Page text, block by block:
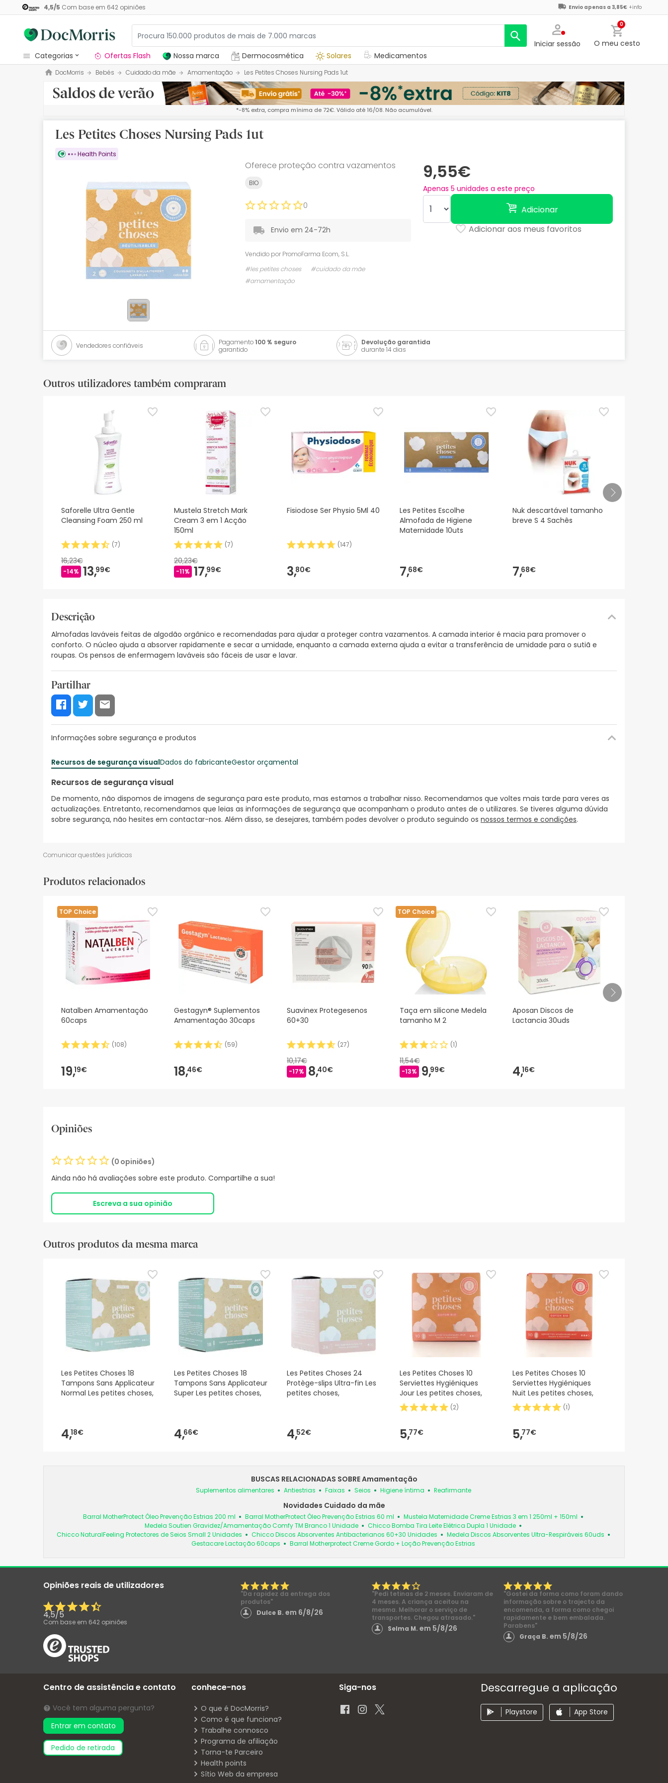
4,5/5 Com base em 642opiniões Envio apenas a 3,85€ +info
Iniciar sessão
0
O meu cesto
categorias
Dermocosmetica
Nossa marca
Medicamentos
Cosmética
Promoções
Mais vendidos
Ofertas Flash Nossa marca Dermocosmética Solares Medicamentos
DocMorris Bebés Cuidado da mãe Amamentação Les Petites Choses Nursing Pads 1ut
*-8% extra, compra mínima de 72€. Válido até 16/08. Não acumulável.
Les Petites Choses Nursing Pads 1ut
Health Points
9,55€
Apenas 5 unidades a este preço
Adicionar
Adicionar aos meus favoritos
Oferece proteção contra vazamentos
BIO
0
Envio em 24-72h
Vendido por PromoFarma Ecom, S.L.
#les petites choses
#cuidado da mãe
#amamentação
Vendedores confiáveis Pagamento100 % seguro
garantido
Devolução garantida
durante 14 dias
Outros utilizadores também compraram
Saforelle Ultra Gentle
Cleansing Foam 250 ml
(7)
16,23€
-14% 13,99€
Mustela Stretch Mark
Cream 3 em 1 Acção
150ml
(7)
20,23€
-11% 17,99€
Fisiodose Ser Physio 5Ml 40
(147)
3,80€
Les Petites Escolhe
Almofada de Higiene
Maternidade 10uts
7,68€
Nuk descartável tamanho
breve S 4 Sachês
7,68€
Descrição
Almofadas laváveis feitas de algodão orgânico e recomendadas para ajudar a proteger contra vazamentos. A camada interior é macia para promover o
conforto. O núcleo ajuda a absorver rapidamente e secar a umidade, enquanto a camada externa ajuda a evitar a transferência de umidade para o sutiã e
roupas. Os pensos de enfermagem laváveis são fáceis de usar e lavar.
Partilhar
Informações sobre segurança e produtos
Recursos de segurança visualDados do fabricanteGestor orçamental
Recursos de segurança visual
De momento, não dispomos de imagens de segurança para este produto, mas estamos a trabalhar nisso. Recomendamos que voltes mais tarde para veres as
actualizações. Entretanto, recomendamos que leias as informações de segurança que acompanham o produto antes de o utilizares. Se tiveres alguma dúvida
sobre segurança, não hesites em contactar-nos. Além disso, se desejares, também podes devolver o produto seguindo os nossos termos e condições.
Comunicar questões jurídicas
Produtos relacionados
TOP Choice
Natalben Amamentação
60caps
(108)
19,19€
Gestagyn® Suplementos
Amamentação 30caps
(59)
18,46€
Suavinex Protegesenos
60+30
(27)
10,17€
-17% 8,40€
TOP Choice
Taça em silicone Medela
tamanho M 2
(1)
11,54€
-13% 9,99€
Aposan Discos de
Lactancia 30uds
4,16€
Opiniões
(0 opiniões)
Ainda não há avaliações sobre este produto. Compartilhe a sua!
Escreva a sua opinião
Outros produtos da mesma marca
Les Petites Choses 18
Tampons Sans Applicateur
Normal Les petites choses,
4,18€
Les Petites Choses 18
Tampons Sans Applicateur
Super Les petites choses,
4,66€
Les Petites Choses 24
Protège-slips Ultra-fin Les
petites choses,
4,52€
Les Petites Choses 10
Serviettes Hygiéniques
Jour Les petites choses,
(2)
5,77€
Les Petites Choses 10
Serviettes Hygiéniques
Nuit Les petites choses,
(1)
5,77€
BUSCAS RELACIONADAS SOBRE Amamentação
Suplementos alimentares Antiestrias Faixas Seios Higiene íntima Reafirmante
Novidades Cuidado da mãe
Barral MotherProtect Óleo Prevenção Estrias 200 ml Barral MotherProtect Óleo Prevenção Estrias 60 ml
Mustela Maternidade Creme Estrias 3 em 1 250ml + 150ml
Medela Soutien Gravidez/Amamentação Comfy TM Branco 1 Unidade
Chicco Bomba Tira Leite Elétrica Dupla 1 Unidade
Chicco NaturalFeeling Protectores de Seios Small 2 Unidades
Chicco Discos Absorventes Antibacterianos 60+30 Unidades
Medela Discos Absorventes Ultra-Respiráveis 60uds
Gestacare Lactação 60caps
Barral Motherprotect Creme Gordo + Loção Prevenção Estrias
Opiniões reais de utilizadores
4,5/5
Com base em 642 opiniões
"Da rapidez da entrega dos
produtos"
Dulce B. em 6/8/26
"Pedi tetinas de 2 meses. Enviaram de
4 meses. A criança aceitou na
mesma. Melhorar o serviço de
transportes. Chegou atrasado."
Selma M.em 5/8/26
"Gostei da forma como foram dando
informação sobre o trajecto da
encomenda, a forma como chegoi
rapidamente e bem embalada.
Parabens"
Graça B. em 5/8/26
Centro de assistência e contato
Você tem alguma pergunta?
Entrar em contato
pedido de retirada
conhece-nos
O que é DocMorris?
Como é que funciona?
Trabalhe connosco
Programa de afiliação
Torna-te Parceiro
Health points
Sítio Web da empresa
Siga-nos Descarregue a aplicação
Playstore App Store